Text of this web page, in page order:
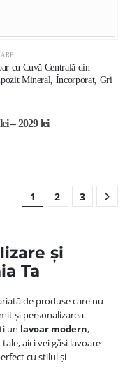
cu Cuvă Centrală din
Mineral, Încorporat, Gri
lei–2029lei
1 2 3
și
Ta
de produse care nu
și personalizarea
un lavoar modern,
aici vei găsi lavoare
cu stilul și